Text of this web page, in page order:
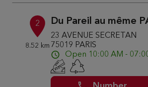
2
8.52 km
Du Pareil au même
23 AVENUE SECRETAN
75019 PARIS
Open 10:00 AM -